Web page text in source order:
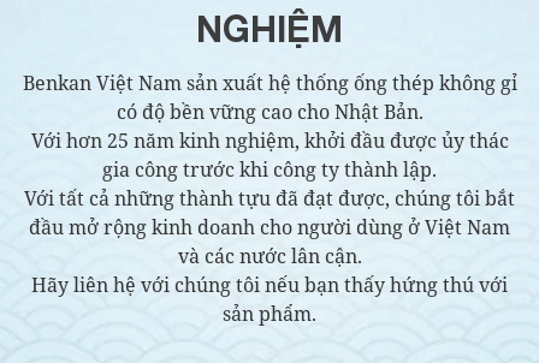
NGHIỆM
Benkan Việt Nam sản xuất hệ thống ống thép không gỉ
có độ bền vững cao cho Nhật Bản.
Với hơn 25 năm kinh nghiệm, khởi đầu được ủy thác
gia công trước khi công ty thành lập.
Với tất cả những thành tựu đã đạt được, chúng tôi bắt
đầu mở rộng kinh doanh cho người dùng ở Việt Nam
và các nước lân cận.
Hãy liên hệ với chúng tôi nếu bạn thấy hứng thú với
sản phẩm.